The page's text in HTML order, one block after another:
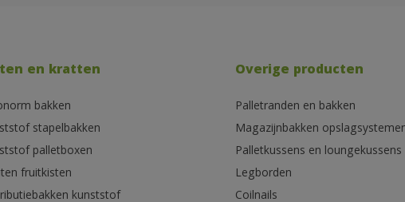
en kratten
bakken
stapelbakken
palletboxen
fruitkisten
kunststof
Overige producten
Palletranden en bakken
Magazijnbakken
Palletkussens en loungekussens
Legborden
Coilnails